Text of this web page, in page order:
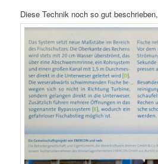
Diese Technik noch so gut beschrieben,